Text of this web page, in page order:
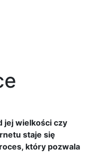
jej wielkości czy
staje się
który pozwala